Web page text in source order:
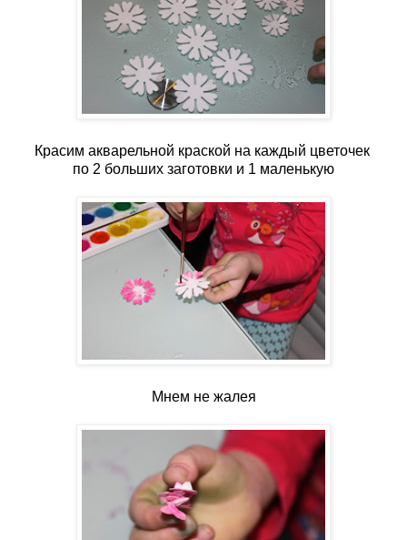
Красим акварельной краской на каждый цветочек
по 2 больших заготовки и 1 маленькую
Мнем не жалея